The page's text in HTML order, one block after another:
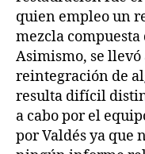
quien empleo un
mezcla compuesta
Asimismo, se
reintegración de
resulta difícil
a cabo por el
por Valdés ya que